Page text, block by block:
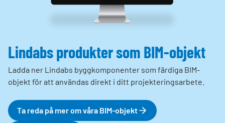
Lindabs produkter som BIM-objekt
Ladda ner Lindabs byggkomponenter som färdiga BIM-
objekt för att användas direkt i ditt projekteringsarbete.
Ta reda på mer om våra BIM-objekt